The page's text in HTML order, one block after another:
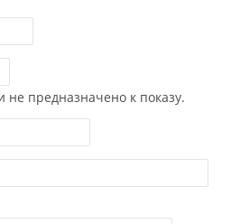
не предназначено к показу.